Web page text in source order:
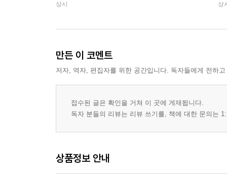
상시 상
만든 이 코멘트
저자, 역자, 편집자를 위한 공간입니다. 독자들에게 전하
접수된 글은 확인을 거쳐 이 곳에 게재됩니다.
독자 분들의 리뷰는 리뷰 쓰기를, 책에 대한 문의는
상품정보 안내